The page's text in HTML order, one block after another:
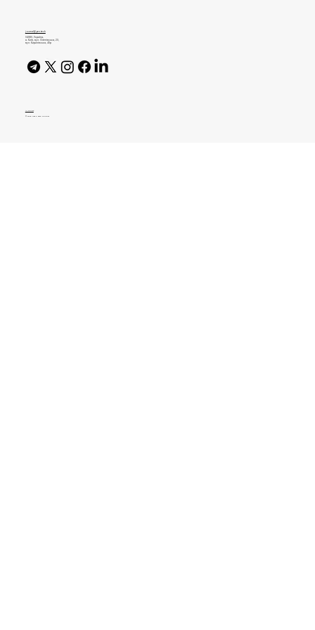
journal@gen.tech
04080, Україна,
м. Київ, вул. Оленівська, 23,​
вул. Кирилівська, 40р
© 2026 High Bar Journal